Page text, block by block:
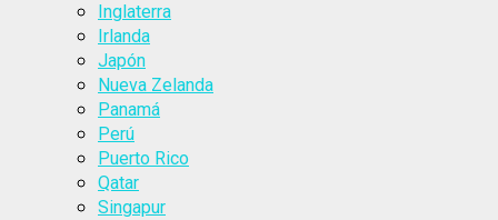
Inglaterra
Irlanda
Japón
Nueva Zelanda
Panamá
Perú
Puerto Rico
Qatar
Singapur